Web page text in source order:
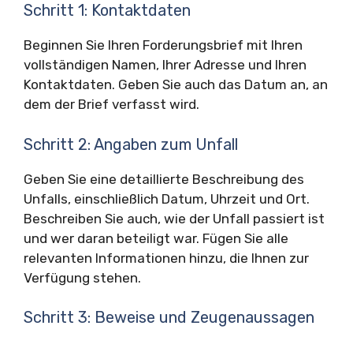
Schritt 1: Kontaktdaten
Beginnen Sie Ihren Forderungsbrief mit Ihren
vollständigen Namen, Ihrer Adresse und Ihren
Kontaktdaten. Geben Sie auch das Datum an, an
dem der Brief verfasst wird.
Schritt 2: Angaben zum Unfall
Geben Sie eine detaillierte Beschreibung des
Unfalls, einschließlich Datum, Uhrzeit und Ort.
Beschreiben Sie auch, wie der Unfall passiert ist
und wer daran beteiligt war. Fügen Sie alle
relevanten Informationen hinzu, die Ihnen zur
Verfügung stehen.
Schritt 3: Beweise und Zeugenaussagen